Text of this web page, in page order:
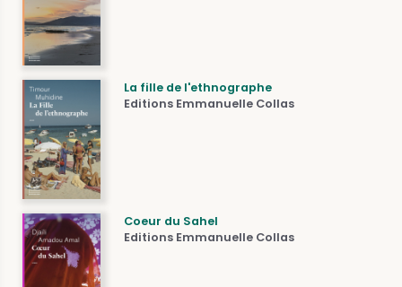
La fille de l'ethnographe
Editions Emmanuelle Collas
Coeur du Sahel
Editions Emmanuelle Collas